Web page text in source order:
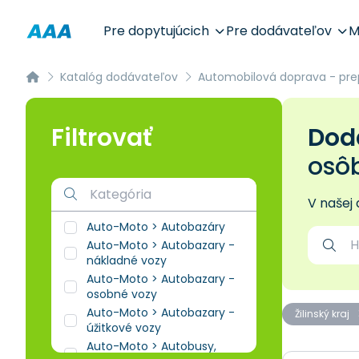
Pre dopytujúcich Pre dodávateľov
Katalóg dodávateľov Automobilová doprava -
V
Žilinský kraj
Filtrovať
Auto-Moto > Autobazáry
Auto-Moto > Autobazary -
nákladné vozy
Auto-Moto > Autobazary -
osobné vozy
Auto-Moto > Autobazary -
úžitkové vozy
Auto-Moto > Autobusy,